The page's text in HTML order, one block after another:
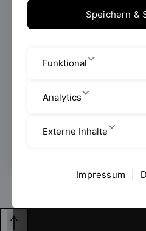
Galgenbergstraße
Termine nach
Speichern &
Funktional
Analytics
Externe Inhalte
Impressum